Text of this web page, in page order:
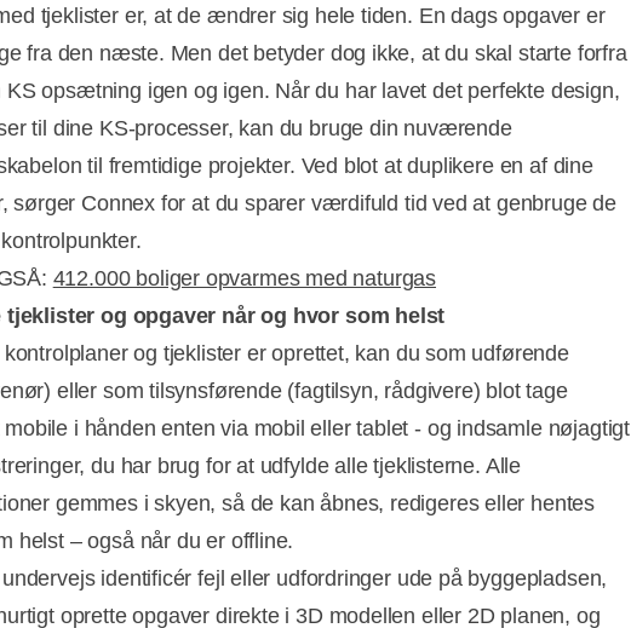
tjeklister er, at de ændrer sig hele tiden. En dags opgaver er
fra den næste. Men det betyder dog ikke, at du skal starte forfra
KS opsætning igen og igen. Når du har lavet det perfekte design,
til dine KS-processer, kan du bruge din nuværende
til fremtidige projekter. Ved blot at duplikere en af dine
sørger Connex for at du sparer værdifuld tid ved at genbruge de
412.000 boliger opvarmes med naturgas
tjeklister og opgaver når og hvor som helst
og tjeklister er oprettet, kan du som udførende
eller som tilsynsførende (fagtilsyn, rådgivere) blot tage
i hånden enten via mobil eller tablet - og indsamle nøjagtigt
du har brug for at udfylde alle tjeklisterne. Alle
gemmes i skyen, så de kan åbnes, redigeres eller hentes
helst – også når du er offline.
identificér fejl eller udfordringer ude på byggepladsen,
oprette opgaver direkte i 3D modellen eller 2D planen, og